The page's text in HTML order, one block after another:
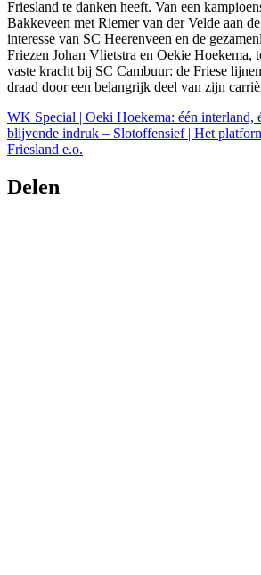
Friesland te danken heeft. Van een
Bakkeveen met Riemer van der Velde aan
interesse van SC Heerenveen en de
Friezen Johan Vlietstra en Oekie Hoekema,
vaste kracht bij SC Cambuur: de Friese
draad door een belangrijk deel van zijn
WK Special | Oeki Hoekema: één interland,
blijvende indruk – Slotoffensief | Het
Friesland e.o.
Delen